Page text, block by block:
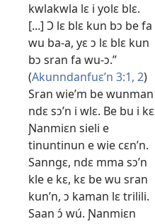
kwlakwla lɛ i yolɛ blɛ.
[...] Ɔ lɛ blɛ kun bɔ be fa
wu ba-a, yɛ ɔ lɛ blɛ kun
bɔ sran fa wu-ɔ.”
(Akunndanfuɛ’n 3:1, 2)
Sran wie’m be wunman
ndɛ sɔ’n i wlɛ. Be bu i kɛ
Ɲanmiɛn sieli e
tinuntinun e wie cɛn’n.
Sanngɛ, ndɛ mma sɔ’n
kle e kɛ, kɛ be wu sran
kun’n, ɔ kaman lɛ trilili.
Saan ɔ́ wú. Ɲanmiɛn